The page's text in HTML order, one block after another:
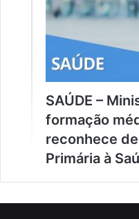
SAÚDE –
formação
reconhece
Primária à